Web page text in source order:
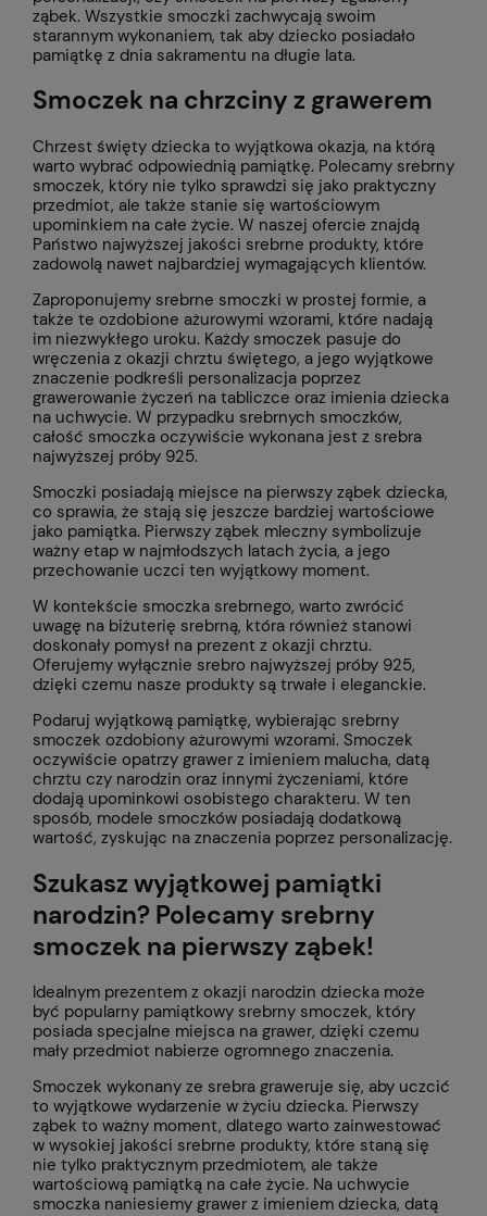
ząbek. Wszystkie smoczki zachwycają swoim
starannym wykonaniem, tak aby dziecko posiadało
pamiątkę z dnia sakramentu na długie lata.
Smoczek na chrzciny z grawerem
Chrzest święty dziecka to wyjątkowa okazja, na którą
warto wybrać odpowiednią pamiątkę. Polecamy srebrny
smoczek, który nie tylko sprawdzi się jako praktyczny
przedmiot, ale także stanie się wartościowym
upominkiem na całe życie. W naszej ofercie znajdą
Państwo najwyższej jakości srebrne produkty, które
zadowolą nawet najbardziej wymagających klientów.
Zaproponujemy srebrne smoczki w prostej formie, a
także te ozdobione ażurowymi wzorami, które nadają
im niezwykłego uroku. Każdy smoczek pasuje do
wręczenia z okazji chrztu świętego, a jego wyjątkowe
znaczenie podkreśli personalizacja poprzez
grawerowanie życzeń na tabliczce oraz imienia dziecka
na uchwycie. W przypadku srebrnych smoczków,
całość smoczka oczywiście wykonana jest z srebra
najwyższej próby 925.
Smoczki posiadają miejsce na pierwszy ząbek dziecka,
co sprawia, że stają się jeszcze bardziej wartościowe
jako pamiątka. Pierwszy ząbek mleczny symbolizuje
ważny etap w najmłodszych latach życia, a jego
przechowanie uczci ten wyjątkowy moment.
W kontekście smoczka srebrnego, warto zwrócić
uwagę na biżuterię srebrną, która również stanowi
doskonały pomysł na prezent z okazji chrztu.
Oferujemy wyłącznie srebro najwyższej próby 925,
dzięki czemu nasze produkty są trwałe i eleganckie.
Podaruj wyjątkową pamiątkę, wybierając srebrny
smoczek ozdobiony ażurowymi wzorami. Smoczek
oczywiście opatrzy grawer z imieniem malucha, datą
chrztu czy narodzin oraz innymi życzeniami, które
dodają upominkowi osobistego charakteru. W ten
sposób, modele smoczków posiadają dodatkową
wartość, zyskując na znaczenia poprzez personalizację.
Szukasz wyjątkowej pamiątki
narodzin? Polecamy srebrny
smoczek na pierwszy ząbek!
Idealnym prezentem z okazji narodzin dziecka może
być popularny pamiątkowy srebrny smoczek, który
posiada specjalne miejsca na grawer, dzięki czemu
mały przedmiot nabierze ogromnego znaczenia.
Smoczek wykonany ze srebra graweruje się, aby uczcić
to wyjątkowe wydarzenie w życiu dziecka. Pierwszy
ząbek to ważny moment, dlatego warto zainwestować
w wysokiej jakości srebrne produkty, które staną się
nie tylko praktycznym przedmiotem, ale także
wartościową pamiątką na całe życie. Na uchwycie
smoczka naniesiemy grawer z imieniem dziecka, datą